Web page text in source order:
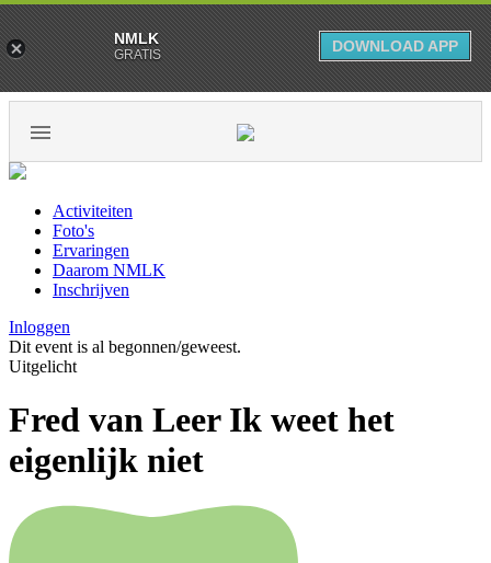
Activiteiten
Foto's
Ervaringen
Daarom NMLK
Inschrijven
Inloggen
Dit event is al begonnen/geweest.
Uitgelicht
Fred van Leer Ik weet het
eigenlijk niet
NMLK
GRATIS DOWNLOAD APP